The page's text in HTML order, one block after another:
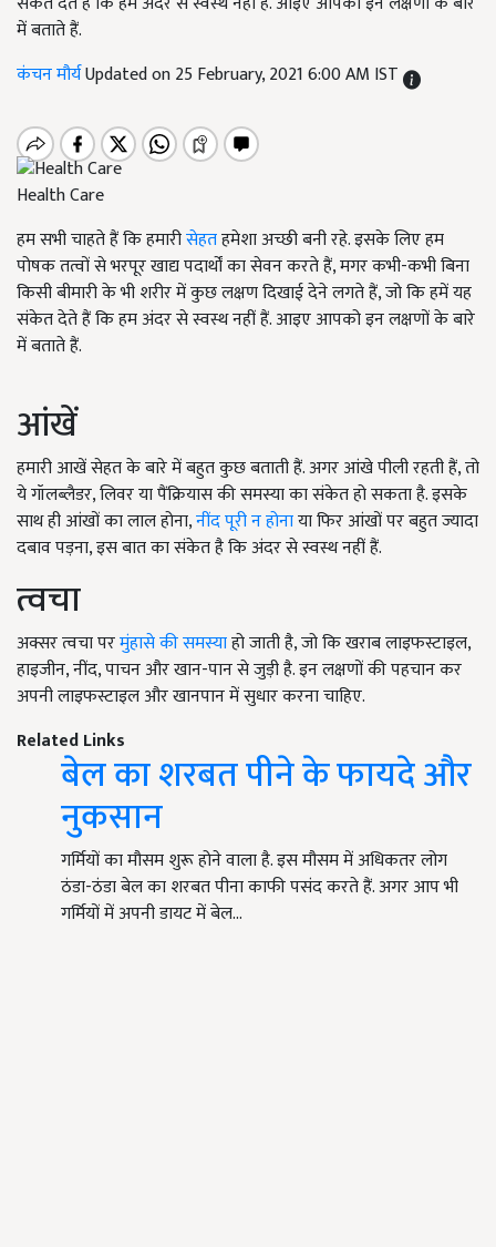
में बताते हैं.
कंचन मौर्यUpdated on 25 February, 2021 6:00 AM IST
Health Care
हम सभी चाहते हैं कि हमारीसेहतहमेशा अच्छी बनी रहे. इसके लिए हम
पोषक तत्वों से भरपूर खाद्य पदार्थों का सेवन करते हैं, मगर कभी-कभी बिना
किसी बीमारी के भी शरीर में कुछ लक्षण दिखाई देने लगते हैं, जो कि हमें यह
संकेत देते हैं कि हम अंदर से स्वस्थ नहीं हैं. आइए आपको इन लक्षणों के बारे
में बताते हैं.
आंखें
हमारी आखें सेहत के बारे में बहुत कुछ बताती हैं. अगर आंखे पीली रहती हैं, तो
ये गॉलब्लैडर, लिवर या पैंक्रियास की समस्या का संकेत हो सकता है. इसके
साथ ही आंखों का लाल होना,नींद पूरी न होनाया फिर आंखों पर बहुत ज्यादा
दबाव पड़ना, इस बात का संकेत है कि अंदर से स्वस्थ नहीं हैं.
त्वचा
अक्सर त्वचा परमुंहासे की समस्याहो जाती है, जो कि खराब लाइफस्टाइल,
हाइजीन, नींद, पाचन और खान-पान से जुड़ी है. इन लक्षणों की पहचान कर
अपनी लाइफस्टाइल और खानपान में सुधार करना चाहिए.
Related Links
बेल का शरबत पीने के फायदे और
नुकसान
गर्मियों का मौसम शुरू होने वाला है. इस मौसम में अधिकतर लोग
ठंडा-ठंडा बेल का शरबत पीना काफी पसंद करते हैं. अगर आप भी
गर्मियों में अपनी डायट में बेल…